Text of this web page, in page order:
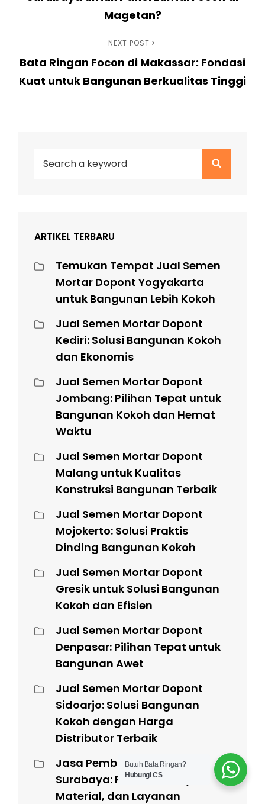
Magetan?
Post
NEXT POST
Bata Ringan Focon di Makassar: Fondasi
Kuat untuk Bangunan Berkualitas Tinggi
Search
ARTIKEL TERBARU
Temukan Tempat Jual Semen
Mortar Dopont Yogyakarta
untuk Bangunan Lebih Kokoh
Jual Semen Mortar Dopont
Kediri: Solusi Bangunan Kokoh
dan Ekonomis
Jual Semen Mortar Dopont
Jombang: Pilihan Tepat untuk
Bangunan Kokoh dan Hemat
Waktu
Jual Semen Mortar Dopont
Malang untuk Kualitas
Konstruksi Bangunan Terbaik
Jual Semen Mortar Dopont
Mojokerto: Solusi Praktis
Dinding Bangunan Kokoh
Jual Semen Mortar Dopont
Gresik untuk Solusi Bangunan
Kokoh dan Efisien
Jual Semen Mortar Dopont
Denpasar: Pilihan Tepat untuk
Bangunan Awet
Jual Semen Mortar Dopont
Sidoarjo: Solusi Bangunan
Kokoh dengan Harga
Distributor Terbaik
Jasa Pembuatan Kanopi
Surabaya: Panduan Biaya,
Material, dan Layanan
Butuh Bata Ringan?
Hubungi CS